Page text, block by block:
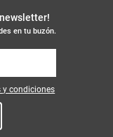
en tu buzón.
y condiciones